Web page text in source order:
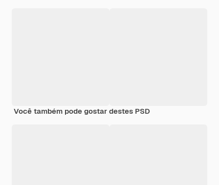
Você também pode gostar destes PSD